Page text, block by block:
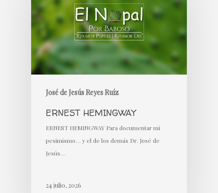
José de Jesús Reyes Ruíz
ERNEST HEMINGWAY
ERNEST HEMINGWAY Para documentar mi
pesimismo… y el de los demás Dr. José de
Jesús…
24 julio, 2026